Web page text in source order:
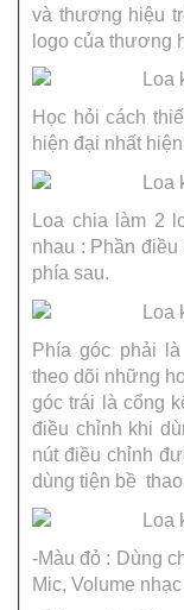
và thương hiệu
logo của thương
Học hỏi cách
hiện đại nhất
Loa chia làm 2
nhau : Phần
phía sau.
Phía góc phải
theo dõi những
góc trái là cổng
điều chỉnh khi
nút điều chỉnh
dùng tiện bề
-Màu đỏ : Dùng
Mic, Volume